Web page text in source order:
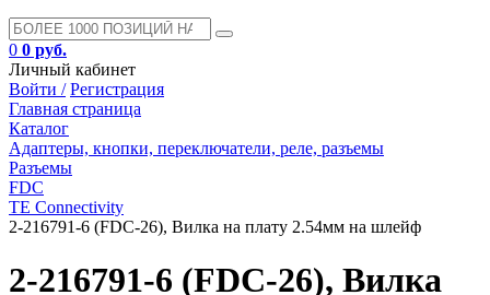
0 0 руб.
Личный кабинет
Войти / Регистрация
Главная страница
Каталог
Адаптеры, кнопки, переключатели, реле, разъемы
Разъемы
FDC
TE Connectivity
2-216791-6 (FDC-26), Вилка на плату 2.54мм на шлейф
2-216791-6 (FDC-26), Вилка